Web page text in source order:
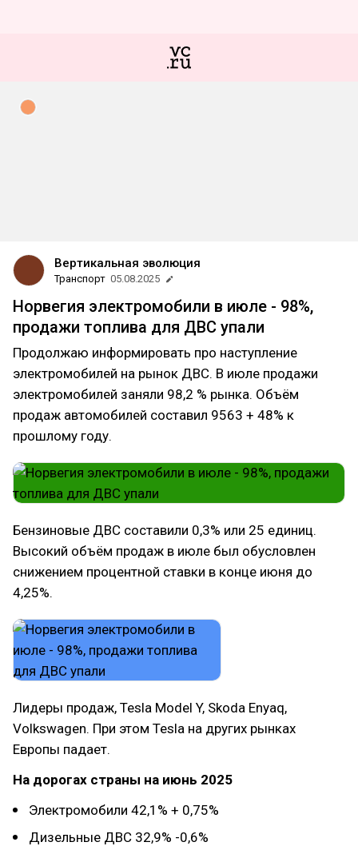
Вертикальная эволюция
Транспорт 05.08.2025
Норвегия электромобили в июле - 98%,
продажи топлива для ДВС упали
Продолжаю информировать про наступление
электромобилей на рынок ДВС. В июле продажи
электромобилей заняли 98,2 % рынка. Объём
продаж автомобилей составил 9563 + 48% к
прошлому году.
Бензиновые ДВС составили 0,3% или 25 единиц.
Высокий объём продаж в июле был обусловлен
снижением процентной ставки в конце июня до
4,25%.
Лидеры продаж, Tesla Model Y, Skoda Enyaq,
Volkswagen. При этом Tesla на других рынках
Европы падает.
На дорогах страны на июнь 2025
Электромобили 42,1% + 0,75%
Дизельные ДВС 32,9% -0,6%